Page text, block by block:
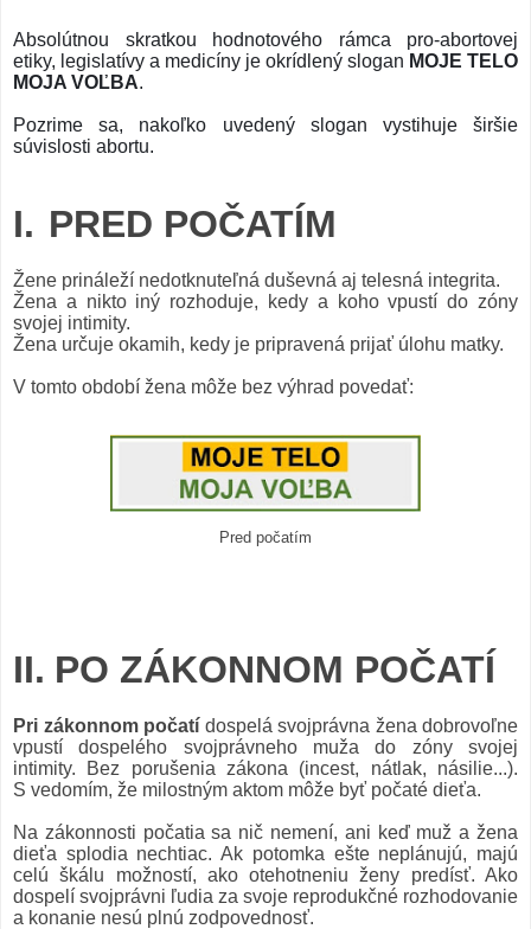
Absolútnou skratkou hodnotového rámca pro-abortovej
etiky, legislatívy a medicíny je okrídlený slogan MOJE TELO
MOJA VOĽBA.
Pozrime sa, nakoľko uvedený slogan vystihuje širšie
súvislosti abortu.
I. PRED POČATÍM
Žene prináleží nedotknuteľná duševná aj telesná integrita.
Žena a nikto iný rozhoduje, kedy a koho vpustí do zóny
svojej intimity.
Žena určuje okamih, kedy je pripravená prijať úlohu matky.
V tomto období žena môže bez výhrad povedať:
Pred počatím
II. PO ZÁKONNOM POČATÍ
Pri zákonnom počatí dospelá svojprávna žena dobrovoľne
vpustí dospelého svojprávneho muža do zóny svojej
intimity. Bez porušenia zákona (incest, nátlak, násilie...).
S vedomím, že milostným aktom môže byť počaté dieťa.
Na zákonnosti počatia sa nič nemení, ani keď muž a žena
dieťa splodia nechtiac. Ak potomka ešte neplánujú, majú
celú škálu možností, ako otehotneniu ženy predísť. Ako
dospelí svojprávni ľudia za svoje reprodukčné rozhodovanie
a konanie nesú plnú zodpovednosť.